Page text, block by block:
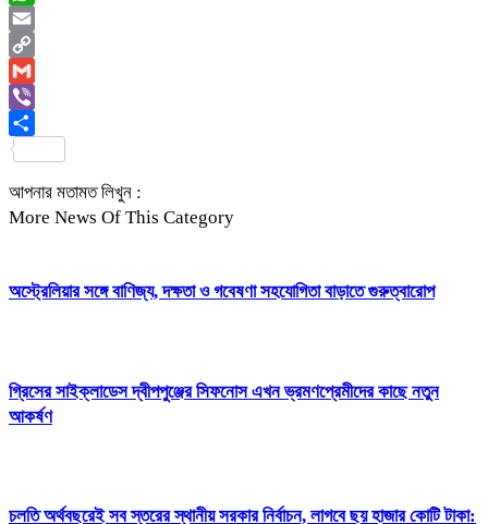
WhatsApp
Email
Copy
Link
Gmail
Viber
আপনার মতামত লিখুন :
More News Of This Category
অস্ট্রেলিয়ার সঙ্গে বাণিজ্য, দক্ষতা ও গবেষণা সহযোগিতা বাড়াতে গুরুত্বারোপ
গ্রিসের সাইক্লাডেস দ্বীপপুঞ্জের সিফনোস এখন ভ্রমণপ্রেমীদের কাছে নতুন
আকর্ষণ
চলতি অর্থবছরেই সব স্তরের স্থানীয় সরকার নির্বাচন, লাগবে ছয় হাজার কোটি টাকা: